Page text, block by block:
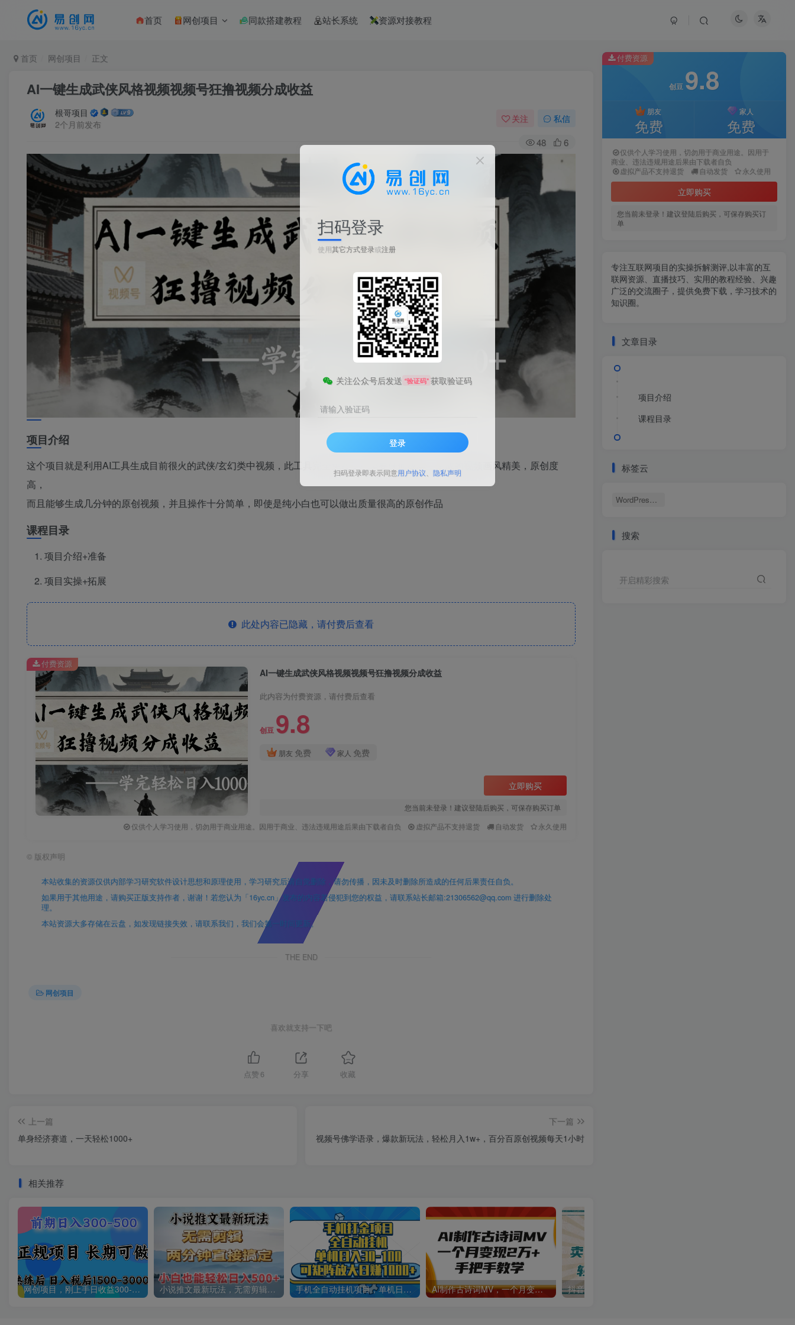
首页 网创项目 同款搭建教程 站长系统 资源对接教程
首页 网创项目 正文
AI一键生成武侠风格视频视频号狂撸视频分成收益
根哥项目
2个月前发布
关注 私信
48 6
项目介绍
这个项目就是利用AI工具生成目前很火的武侠/玄幻类中视频，此工具完全免费，不需要任何成本，生成的视频画风精美，原创度
高，
而且能够生成几分钟的原创视频，并且操作十分简单，即使是纯小白也可以做出质量很高的原创作品
课程目录
项目介绍+准备
项目实操+拓展
此处内容已隐藏，请付费后查看
AI一键生成武侠风格视频视频号狂撸视频分成收益
此内容为付费资源，请付费后查看
创豆 9.8
朋友 免费 家人 免费
立即购买
您当前未登录！建议登陆后购买，可保存购买订单
仅供个人学习使用，切勿用于商业用途。因用于商业、违法违规用途后果由下载者自负
虚拟产品不支持退货 自动发货 永久使用
付费资源
© 版权声明
本站收集的资源仅供内部学习研究软件设计思想和原理使用，学习研究后请自觉删除，请勿传播，因未及时删除所造成的任何后果责任自负。
如果用于其他用途，请购买正版支持作者，谢谢！若您认为「16yc.cn」发布的内容若侵犯到您的权益，请联系站长邮箱:21306562@qq.com 进行删除处
理。
本站资源大多存储在云盘，如发现链接失效，请联系我们，我们会第一时间更新。
THE END
网创项目
喜欢就支持一下吧
点赞 6 分享 收藏
上一篇
单身经济赛道，一天轻松1000+
下一篇
视频号佛学语录，爆款新玩法，轻松月入1w+，百分百原创视频每天1小时
相关推荐
网创项目，刚上手日收益300-500左右，熟悉后日收益1500-3000 小说推文最新玩法，无需剪辑，两分钟直接搞定，小白也能轻松日入500＋ 手机全自动挂机项目，单机日入30-100，可矩阵适合小白 AI制作古诗词MV，一个月变现2万+，手把手教学
付费资源
创豆 9.8
朋友
免费
家人
免费
仅供个人学习使用，切勿用于商业用途。因用于
商业、违法违规用途后果由下载者自负
虚拟产品不支持退货
自动发货 永久使用
立即购买
您当前未登录！建议登陆后购买，可保存购买订
单
专注互联网项目的实操拆解测评,以丰富的互
联网资源、直播技巧、实用的教程经验、兴趣
广泛的交流圈子，提供免费下载，学习技术的
知识圈。
文章目录
项目介绍
课程目录
标签云
WordPress博客
搜索
开启精彩搜索
扫码登录
使用其它方式登录或注册
关注公众号后发送 “验证码” 获取验证码
请输入验证码
登录
扫码登录即表示同意用户协议、 隐私声明